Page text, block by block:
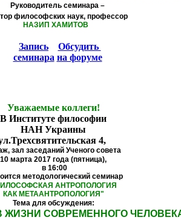
Руководитель семинара –
философских наук, профессор
НАЗИП ХАМИТОВ
Запись
семинара
Обсудить
на форуме
Уважаемые коллеги!
В Институте философии
НАН Украины
4,
зал заседаний Ученого совета
10 марта 2017 года (пятница),
в 16:00
методологический семинар
АНТРОПОЛОГИЯ
КАК МЕТААНТРОПОЛОГИЯ "
Тема для обсуждения:
ЖИЗНИ СОВРЕМЕННОГО